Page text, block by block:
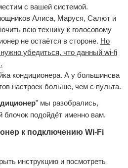
с вашей системой.
Алиса, Маруся, Салют и
всю технику к голосовому
не остаётся в стороне. Но
убедиться, что данный wi-fi
кондиционера. А у большинсва
настроек больше, чем с пульта.
" мы разобрались,
блочок подойдёт именно вам.
к подключению Wi-Fi
инструкцию и посмотреть